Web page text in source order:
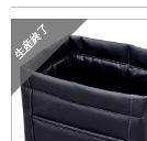
生産終了